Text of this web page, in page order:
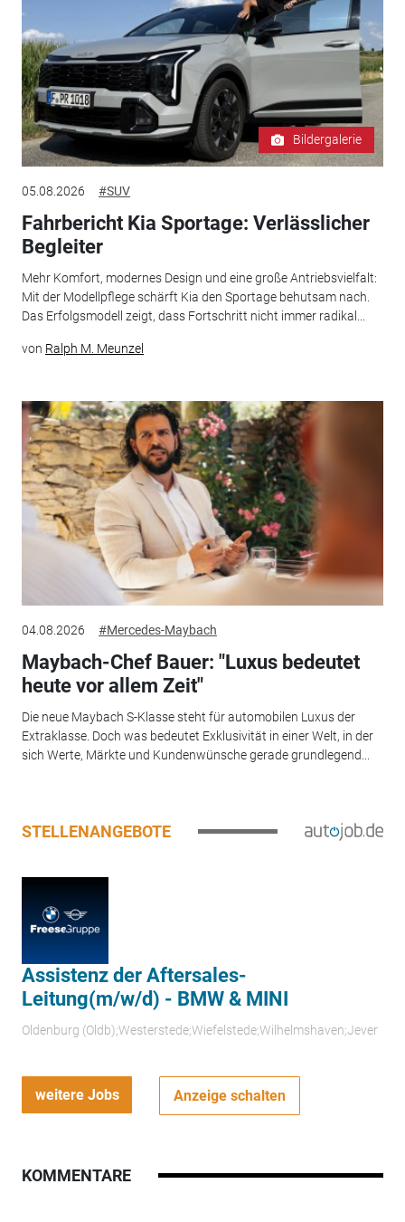
Bildergalerie
05.08.2026 #SUV
Fahrbericht Kia Sportage: Verlässlicher
Begleiter
Mehr Komfort, modernes Design und eine große Antriebsvielfalt:
Mit der Modellpflege schärft Kia den Sportage behutsam nach.
Das Erfolgsmodell zeigt, dass Fortschritt nicht immer radikal...
von Ralph M. Meunzel
04.08.2026 #Mercedes-Maybach
Maybach-Chef Bauer: "Luxus bedeutet
heute vor allem Zeit"
Die neue Maybach S-Klasse steht für automobilen Luxus der
Extraklasse. Doch was bedeutet Exklusivität in einer Welt, in der
sich Werte, Märkte und Kundenwünsche gerade grundlegend...
STELLENANGEBOTE
Assistenz der Aftersales-
Leitung(m/w/d) - BMW & MINI
Oldenburg (Oldb);Westerstede;Wiefelstede;Wilhelmshaven;Jever
weitere Jobs Anzeige schalten
KOMMENTARE